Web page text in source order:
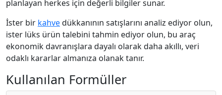
planlayan herkes için değerli bilgiler sunar.
İster bir kahvedükkanının satışlarını analiz ediyor olun,
ister lüks ürün talebini tahmin ediyor olun, bu araç
ekonomik davranışlara dayalı olarak daha akıllı, veri
odaklı kararlar almanıza olanak tanır.
Kullanılan Formüller